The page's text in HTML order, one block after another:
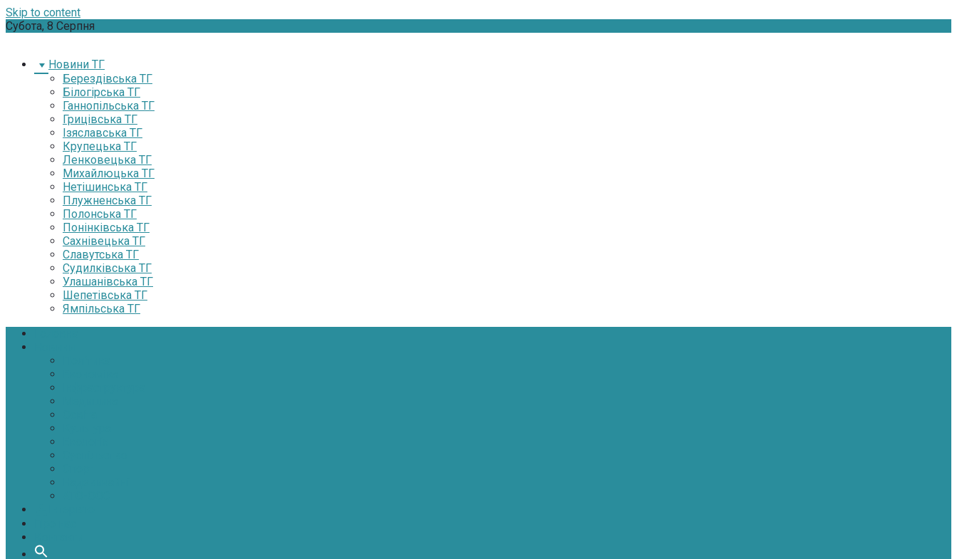
Skip to content
Субота, 8 Серпня
Новини ТГ
Берездівська ТГ
Білогірська ТГ
Ганнопільська ТГ
Грицівська ТГ
Ізяславська ТГ
Крупецька ТГ
Ленковецька ТГ
Михайлюцька ТГ
Нетішинська ТГ
Плужненська ТГ
Полонська ТГ
Понінківська ТГ
Сахнівецька ТГ
Славутська ТГ
Судилківська ТГ
Улашанівська ТГ
Шепетівська ТГ
Ямпільська ТГ